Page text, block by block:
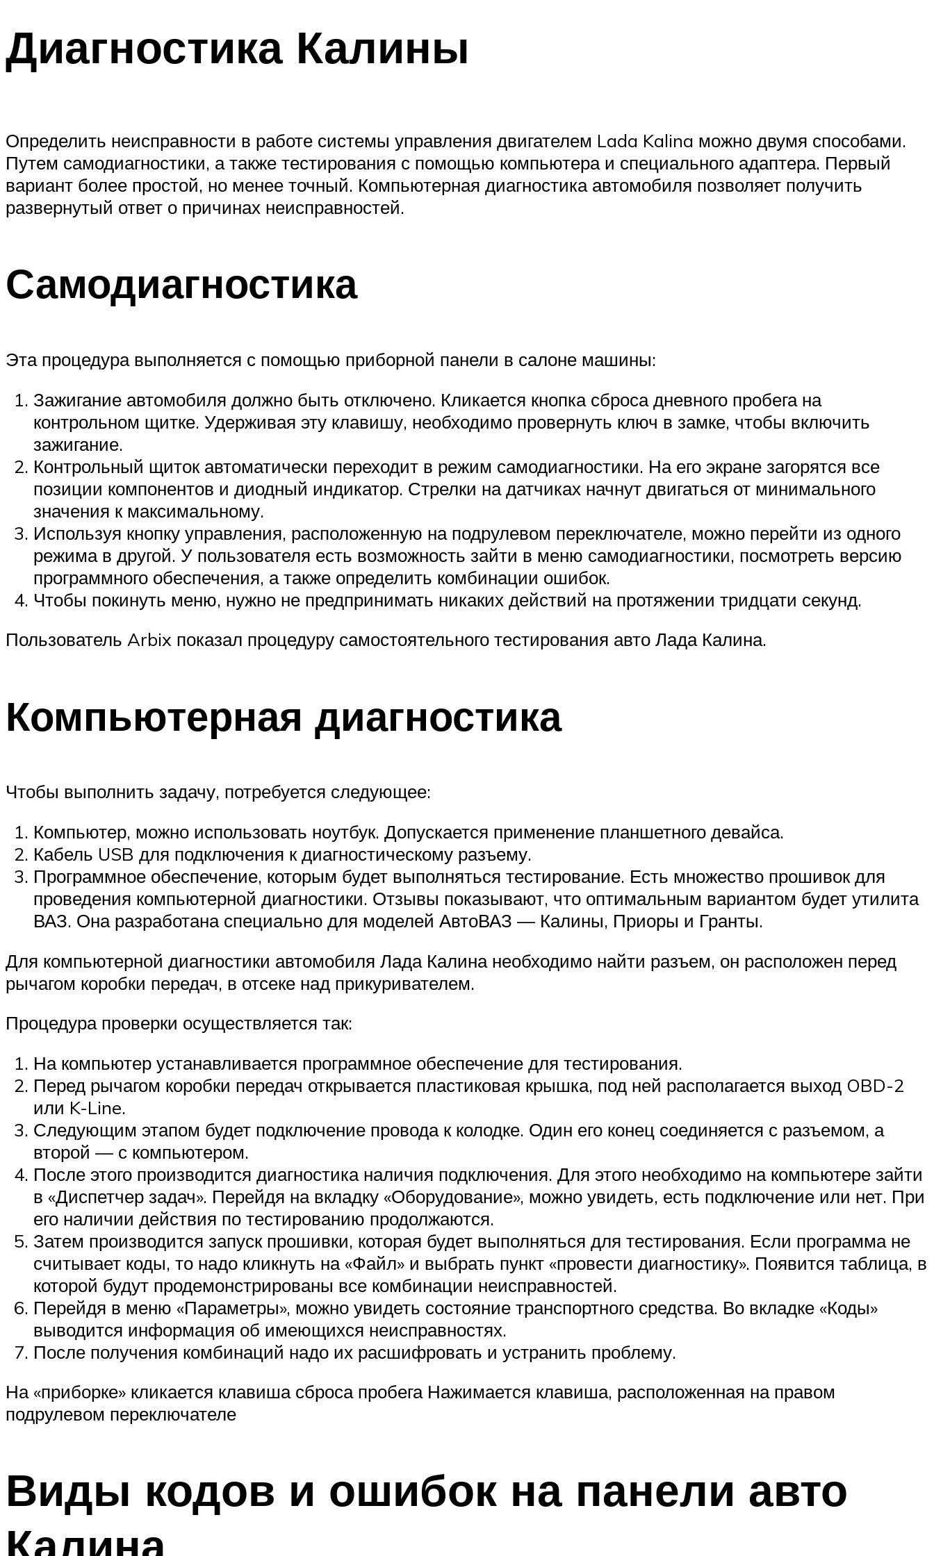
Меню
Диагностика Калины
Определить неисправности в работе системы управления двигателем Lada Kalina можно двумя способами.
Путем самодиагностики, а также тестирования с помощью компьютера и специального адаптера. Первый
вариант более простой, но менее точный. Компьютерная диагностика автомобиля позволяет получить
развернутый ответ о причинах неисправностей.
Самодиагностика
Эта процедура выполняется с помощью приборной панели в салоне машины:
Зажигание автомобиля должно быть отключено. Кликается кнопка сброса дневного пробега на
контрольном щитке. Удерживая эту клавишу, необходимо провернуть ключ в замке, чтобы включить
зажигание.
Контрольный щиток автоматически переходит в режим самодиагностики. На его экране загорятся все
позиции компонентов и диодный индикатор. Стрелки на датчиках начнут двигаться от минимального
значения к максимальному.
Используя кнопку управления, расположенную на подрулевом переключателе, можно перейти из одного
режима в другой. У пользователя есть возможность зайти в меню самодиагностики, посмотреть версию
программного обеспечения, а также определить комбинации ошибок.
Чтобы покинуть меню, нужно не предпринимать никаких действий на протяжении тридцати секунд.
Пользователь Arbix показал процедуру самостоятельного тестирования авто Лада Калина.
Компьютерная диагностика
Чтобы выполнить задачу, потребуется следующее:
Компьютер, можно использовать ноутбук. Допускается применение планшетного девайса.
Кабель USB для подключения к диагностическому разъему.
Программное обеспечение, которым будет выполняться тестирование. Есть множество прошивок для
проведения компьютерной диагностики. Отзывы показывают, что оптимальным вариантом будет утилита
ВАЗ. Она разработана специально для моделей АвтоВАЗ — Калины, Приоры и Гранты.
Для компьютерной диагностики автомобиля Лада Калина необходимо найти разъем, он расположен перед
рычагом коробки передач, в отсеке над прикуривателем.
Процедура проверки осуществляется так:
На компьютер устанавливается программное обеспечение для тестирования.
Перед рычагом коробки передач открывается пластиковая крышка, под ней располагается выход OBD-2
или K-Line.
Следующим этапом будет подключение провода к колодке. Один его конец соединяется с разъемом, а
второй — с компьютером.
После этого производится диагностика наличия подключения. Для этого необходимо на компьютере зайти
в «Диспетчер задач». Перейдя на вкладку «Оборудование», можно увидеть, есть подключение или нет. При
его наличии действия по тестированию продолжаются.
Затем производится запуск прошивки, которая будет выполняться для тестирования. Если программа не
считывает коды, то надо кликнуть на «Файл» и выбрать пункт «провести диагностику». Появится таблица, в
которой будут продемонстрированы все комбинации неисправностей.
Перейдя в меню «Параметры», можно увидеть состояние транспортного средства. Во вкладке «Коды»
выводится информация об имеющихся неисправностях.
После получения комбинаций надо их расшифровать и устранить проблему.
На «приборке» кликается клавиша сброса пробега Нажимается клавиша, расположенная на правом
подрулевом переключателе
Виды кодов и ошибок на панели авто